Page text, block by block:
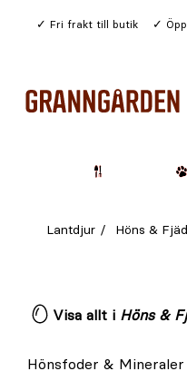
Fri frakt till butik
Lantdjur Höns &
Visa allt i Höns &
Hönsfoder & Mineraler